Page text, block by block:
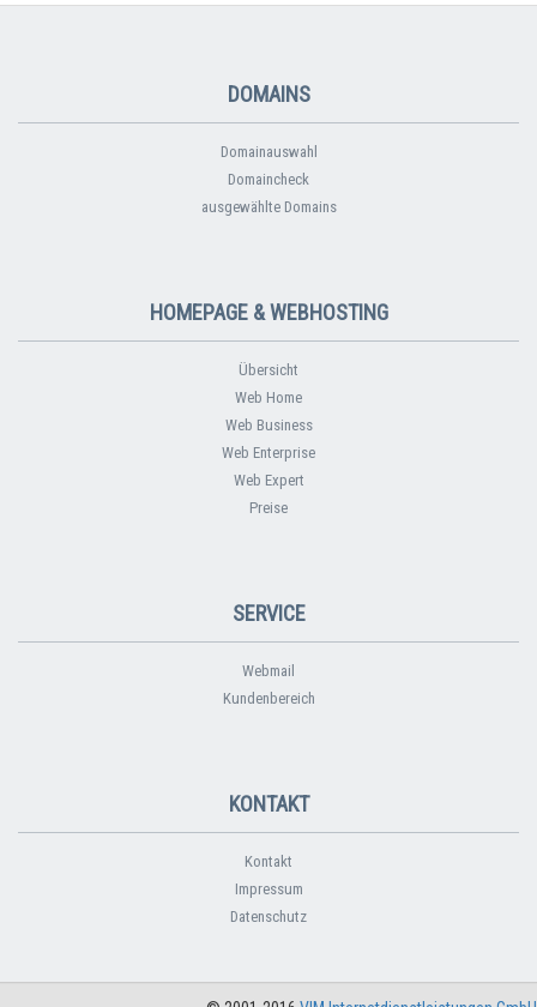
DOMAINS
Domainauswahl
Domaincheck
ausgewählte Domains
HOMEPAGE & WEBHOSTING
Übersicht
Web Home
Web Business
Web Enterprise
Web Expert
Preise
SERVICE
Webmail
Kundenbereich
KONTAKT
Kontakt
Impressum
Datenschutz